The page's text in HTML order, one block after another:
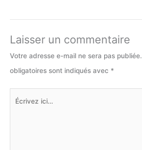
Laisser un commentaire
Votre adresse e-mail ne sera pas publiée.
obligatoires sont indiqués avec *